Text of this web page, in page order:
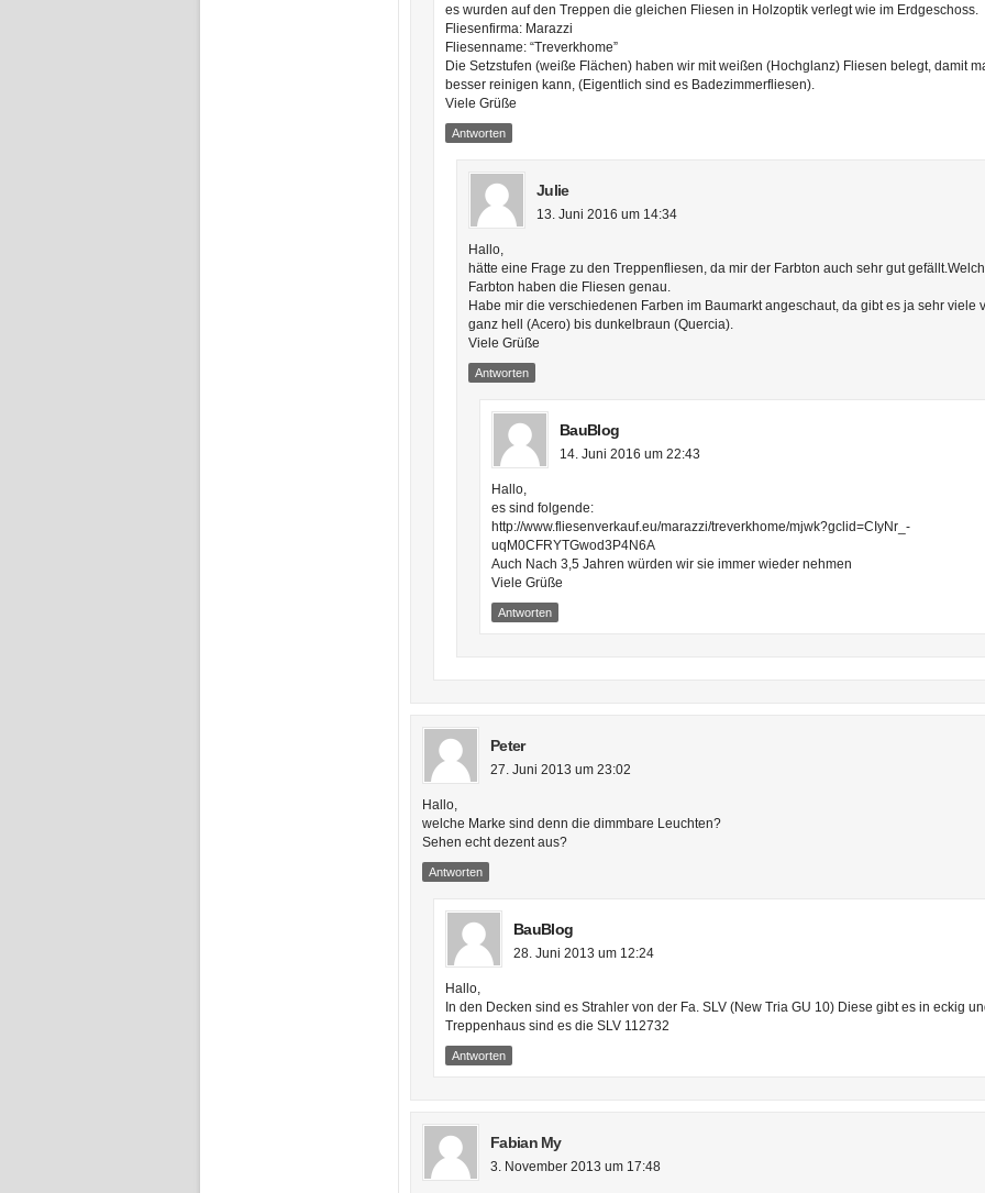
es wurden auf den Treppen die gleichen Fliesen in Holzoptik verlegt wie im Erdgeschoss.
Fliesenfirma: Marazzi
Fliesenname: “Treverkhome”
Die Setzstufen (weiße Flächen) haben wir mit weißen (Hochglanz) Fliesen belegt, damit
besser reinigen kann, (Eigentlich sind es Badezimmerfliesen).
Viele Grüße
Antworten
Julie
13. Juni 2016 um 14:34
Hallo,
hätte eine Frage zu den Treppenfliesen, da mir der Farbton auch sehr gut
Farbton haben die Fliesen genau.
Habe mir die verschiedenen Farben im Baumarkt angeschaut, da gibt es ja sehr viele
ganz hell (Acero) bis dunkelbraun (Quercia).
Viele Grüße
Antworten
BauBlog
14. Juni 2016 um 22:43
Hallo,
es sind folgende:
http://www.fliesenverkauf.eu/marazzi/treverkhome/mjwk?gclid=CIyNr_-
uqM0CFRYTGwod3P4N6A
Auch Nach 3,5 Jahren würden wir sie immer wieder nehmen
Viele Grüße
Antworten
Peter
27. Juni 2013 um 23:02
Hallo,
welche Marke sind denn die dimmbare Leuchten?
Sehen echt dezent aus?
Antworten
BauBlog
28. Juni 2013 um 12:24
Hallo,
In den Decken sind es Strahler von der Fa. SLV (New Tria GU 10) Diese gibt es in eckig
Treppenhaus sind es die SLV 112732
Antworten
Fabian My
3. November 2013 um 17:48